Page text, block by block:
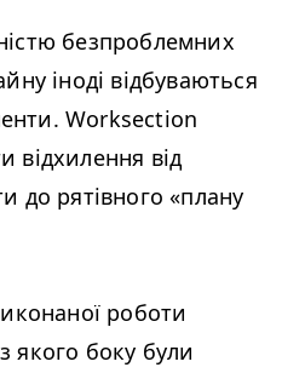
безпроблемних
іноді відбуваються
Worksection
відхилення від
до рятівного «плану
роботи
якого боку були